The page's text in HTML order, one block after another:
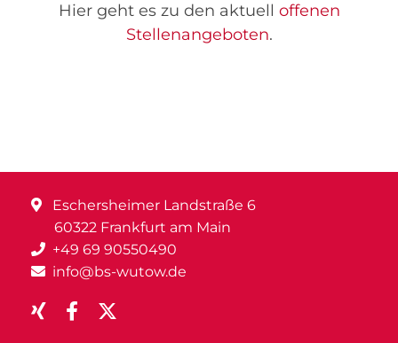
Hier geht es zu den aktuell offenen
Stellenangeboten.
Eschersheimer Landstraße 6
60322 Frankfurt am Main
+49 69 90550490
info@bs-wutow.de